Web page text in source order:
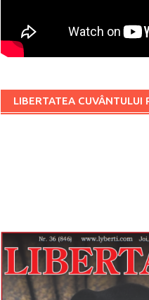
LIBERTATEA CUVÂNTULUI